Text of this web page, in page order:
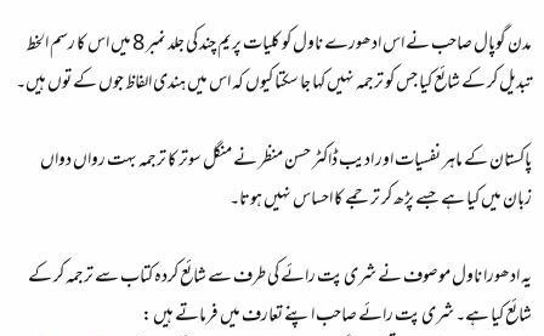
مدن گوپال صاحب نے اس ادھورے ناول کو کلیات پریم چند کی جلد نمبر 8 میں اس کا رسم الخط
تبدیل کر کے شائع کیا جس کو ترجمہ نہیں کہا جا سکتا کیوں کہ اس میں ہندی الفاظ جوں کے توں ہیں۔
پاکستان کے ماہر نفسیات اور ادیب ڈاکٹر حسن منظر نے منگل سوتر کا ترجمہ بہت رواں دواں
زبان میں کیا ہے جسے پڑھ کر ترجمے کا احساس نہیں ہوتا۔
یہ ادھورا ناول موصوف نے شری پت رائے کی طرف سے شائع کردہ کتاب سے ترجمہ کر کے
شائع کیا ہے۔ شری پت رائے صاحب اپنے تعارف میں فرماتے ہیں :